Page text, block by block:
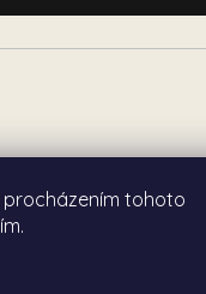
procházením tohoto